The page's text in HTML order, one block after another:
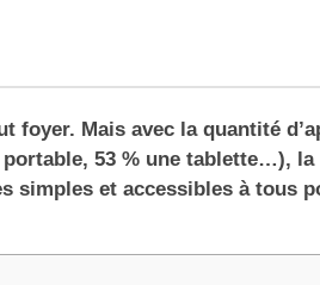
foyer. Mais avec la quantité
53 % une tablette…),
simples et accessibles à tous